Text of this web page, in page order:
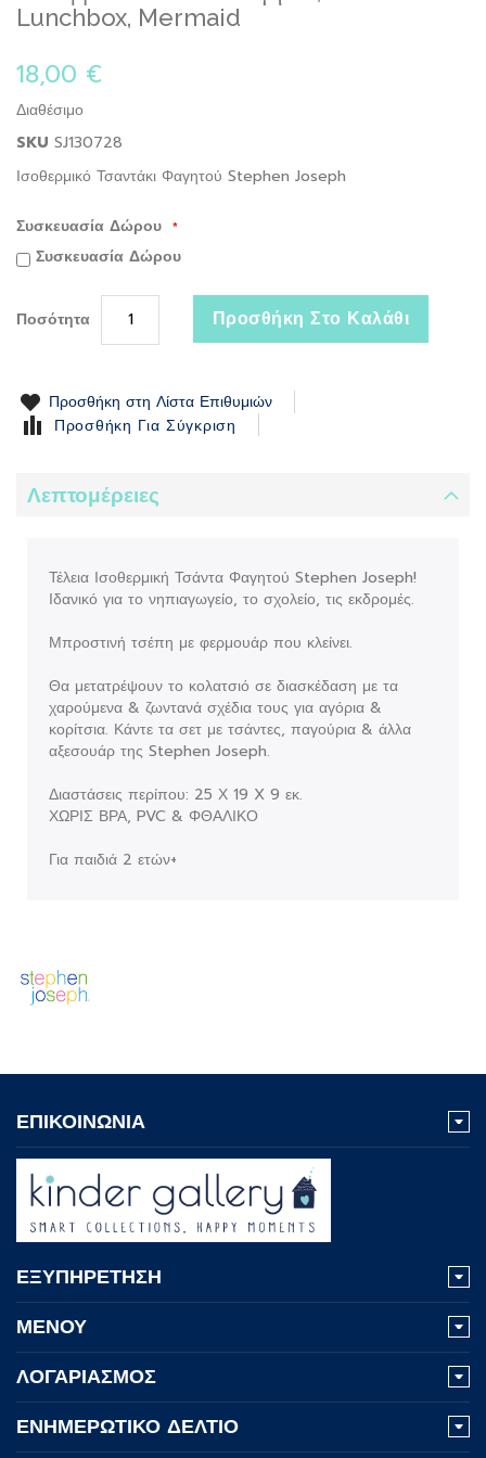
Lunchbox, Mermaid
18,00 €
Διαθέσιμο
SKU SJ130728
Ισοθερμικό Τσαντάκι Φαγητού Stephen Joseph
Συσκευασία Δώρου
Συσκευασία Δώρου
Ποσότητα Προσθήκη Στο Καλάθι
Προσθήκη στη Λίστα Επιθυμιών
Προσθήκη Για Σύγκριση
Λεπτομέρειες
Τέλεια Ισοθερμική Τσάντα Φαγητού Stephen Joseph!
Ιδανικό για το νηπιαγωγείο, το σχολείο, τις εκδρομές.
Μπροστινή τσέπη με φερμουάρ που κλείνει.
Θα μετατρέψουν το κολατσιό σε διασκέδαση με τα
χαρούμενα & ζωντανά σχέδια τους για αγόρια &
κορίτσια. Κάντε τα σετ με τσάντες, παγούρια & άλλα
αξεσουάρ της Stephen Joseph.
Διαστάσεις περίπου: 25 Χ 19 X 9 εκ.
ΧΩΡΙΣ ΒΡΑ, PVC & ΦΘΑΛΙΚΟ
Για παιδιά 2 ετών+
to
the
of
images
gallery
ΕΠΙΚΟΙΝΩΝΙΑ
ΕΞΥΠΗΡΕΤΗΣΗ
ΜΕΝΟΥ
ΛΟΓΑΡΙΑΣΜΟΣ
ΕΝΗΜΕΡΩΤΙΚΟ ΔΕΛΤΙΟ